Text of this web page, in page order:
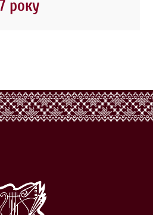
року